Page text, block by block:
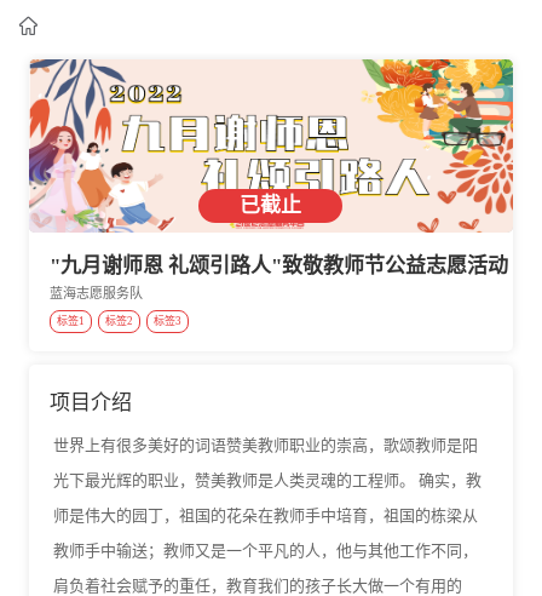

已截止
"九月谢师恩 礼颂引路人"致敬教师节公益志愿活动
蓝海志愿服务队
标签1 标签2 标签3
项目介绍
世界上有很多美好的词语赞美教师职业的崇高，歌颂教师是阳
光下最光辉的职业，赞美教师是人类灵魂的工程师。 确实，教
师是伟大的园丁，祖国的花朵在教师手中培育，祖国的栋梁从
教师手中输送；教师又是一个平凡的人，他与其他工作不同，
肩负着社会赋予的重任，教育我们的孩子长大做一个有用的